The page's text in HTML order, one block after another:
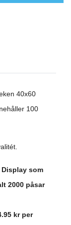
40x60
100
som
2000 påsar
kr per